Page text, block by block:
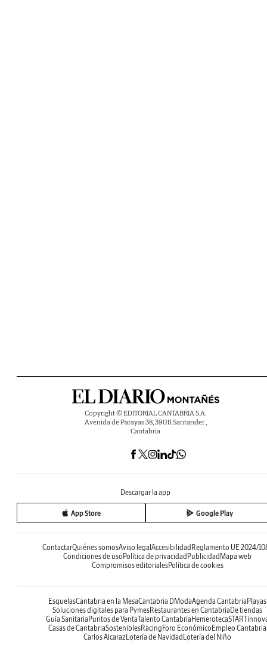
Copyright © EDITORIAL CANTABRIA S.A.
Avenida de Parayas 38, 39011 Santander ,
Cantabria
Descargar la app
App Store Google Play
ContactarQuiénes somosAviso legal Accesibilidad Reglamento UE 2024/
Condiciones de uso Política de privacidad Publicidad Mapa web
Compromisos editorialesPolítica de cookies
EsquelasCantabria en la MesaCantabria DModaAgenda Cantabria Playas
Soluciones digitales para PymesRestaurantes en Cantabria De tiendas
Guía Sanitaria Puntos de VentaTalento Cantabria Hemeroteca
Casas de CantabriaSosteniblesRacing Foro Económico Empleo Cantabria
Carlos AlcarazLotería de Navidad Lotería del Niño